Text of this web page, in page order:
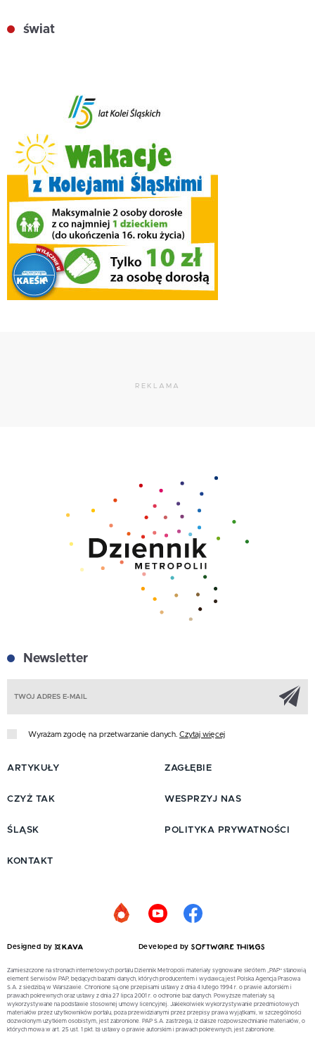
świat
REKLAMA
Newsletter
Wyrażam zgodę na przetwarzanie danych. Czytaj więcej
ARTYKUŁY
CZYŻ TAK
ŚLĄSK
ZAGŁĘBIE
WESPRZYJ NAS
POLITYKA PRYWATNOŚCI
KONTAKT
Designed by Developed by
Zamieszczone na stronach internetowych portalu Dziennik Metropolii materiały sygnowane skrótem „PAP” stanowią
element Serwisów PAP, będących bazami danych, których producentem i wydawcą jest Polska Agencja Prasowa
S.A. z siedzibą w Warszawie. Chronione są one przepisami ustawy z dnia 4 lutego 1994 r. o prawie autorskim i
prawach pokrewnych oraz ustawy z dnia 27 lipca 2001 r. o ochronie baz danych. Powyższe materiały są
wykorzystywane na podstawie stosownej umowy licencyjnej. Jakiekolwiek wykorzystywanie przedmiotowych
materiałów przez użytkowników portalu, poza przewidzianymi przez przepisy prawa wyjątkami, w szczególności
dozwolonym użytkiem osobistym, jest zabronione. PAP S.A. zastrzega, iż dalsze rozpowszechnianie materiałów, o
których mowa w art. 25 ust. 1 pkt. b) ustawy o prawie autorskim i prawach pokrewnych, jest zabronione.